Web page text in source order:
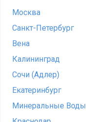
Москва
Санкт-Петербург
Вена
Калининград
Сочи (Адлер)
Екатеринбург
Минеральные Воды